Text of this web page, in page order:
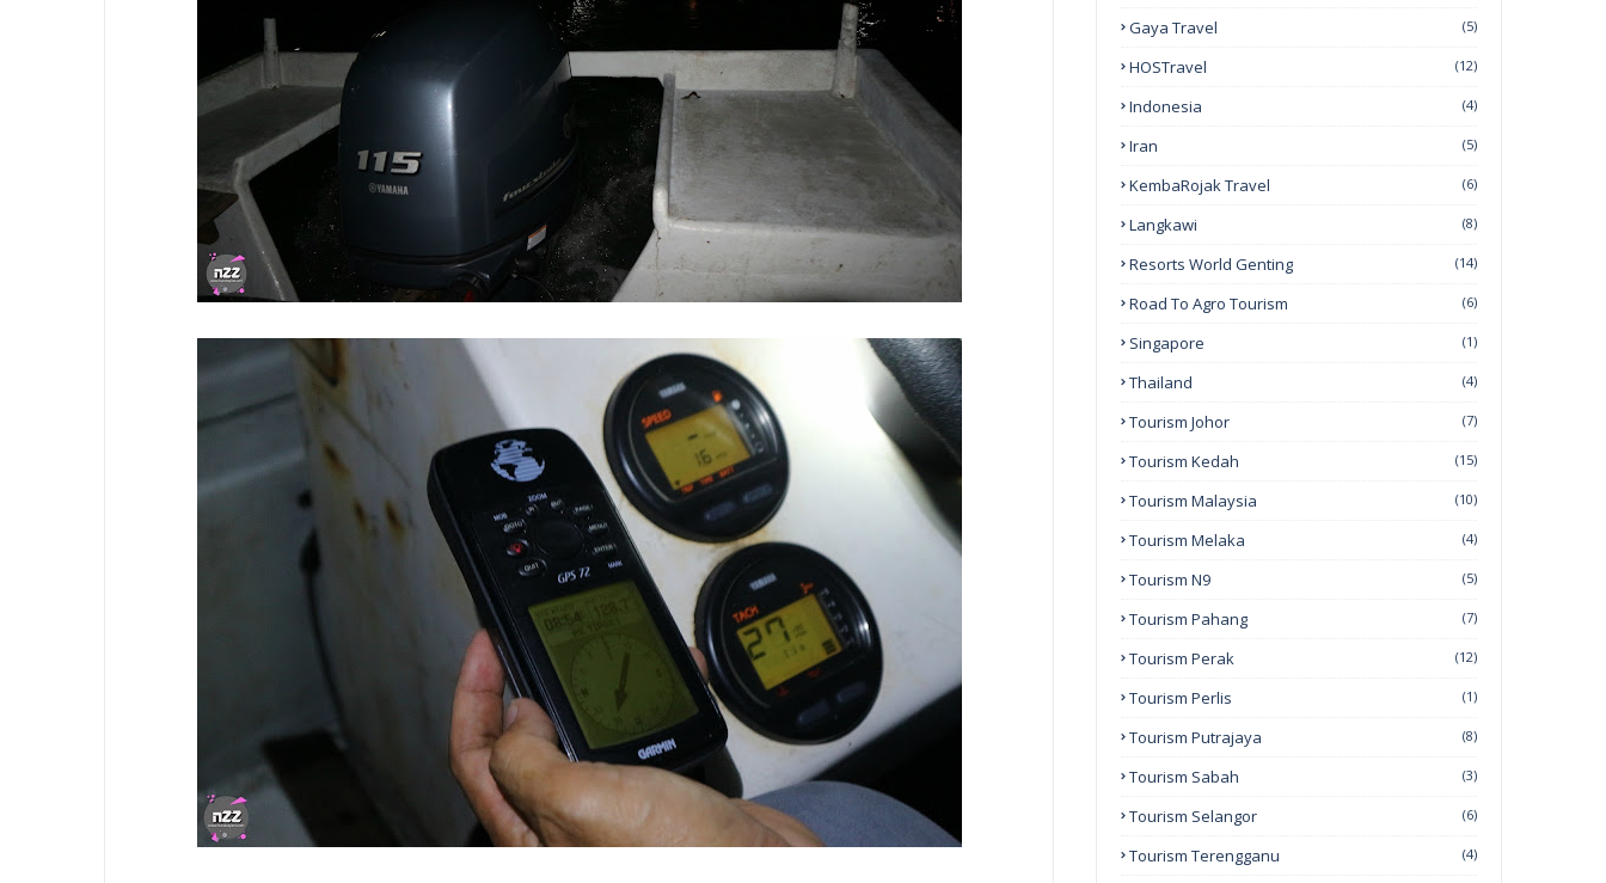
Gaya Travel (5)
HOSTravel (12)
Indonesia (4)
Iran (5)
KembaRojak Travel (6)
Langkawi (8)
Resorts World Genting (14)
Road To Agro Tourism (6)
Singapore (1)
Thailand (4)
Tourism Johor (7)
Tourism Kedah (15)
Tourism Malaysia (10)
Tourism Melaka (4)
Tourism N9 (5)
Tourism Pahang (7)
Tourism Perak (12)
Tourism Perlis (1)
Tourism Putrajaya (8)
Tourism Sabah (3)
Tourism Selangor (6)
Tourism Terengganu (4)